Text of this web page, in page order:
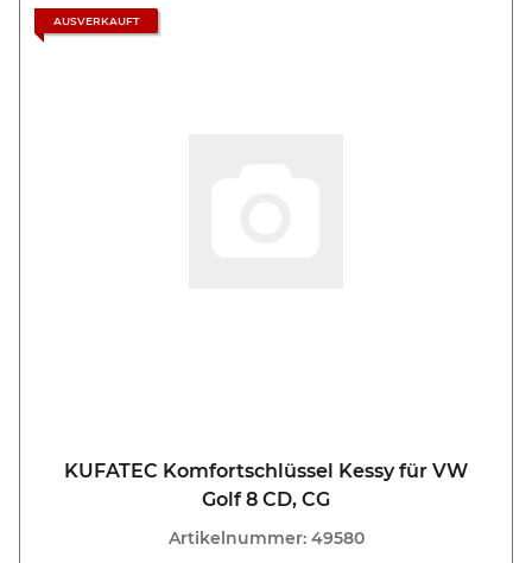
AUSVERKAUFT
KUFATEC Komfortschlüssel Kessy für VW
Golf 8 CD, CG
Artikelnummer: 49580